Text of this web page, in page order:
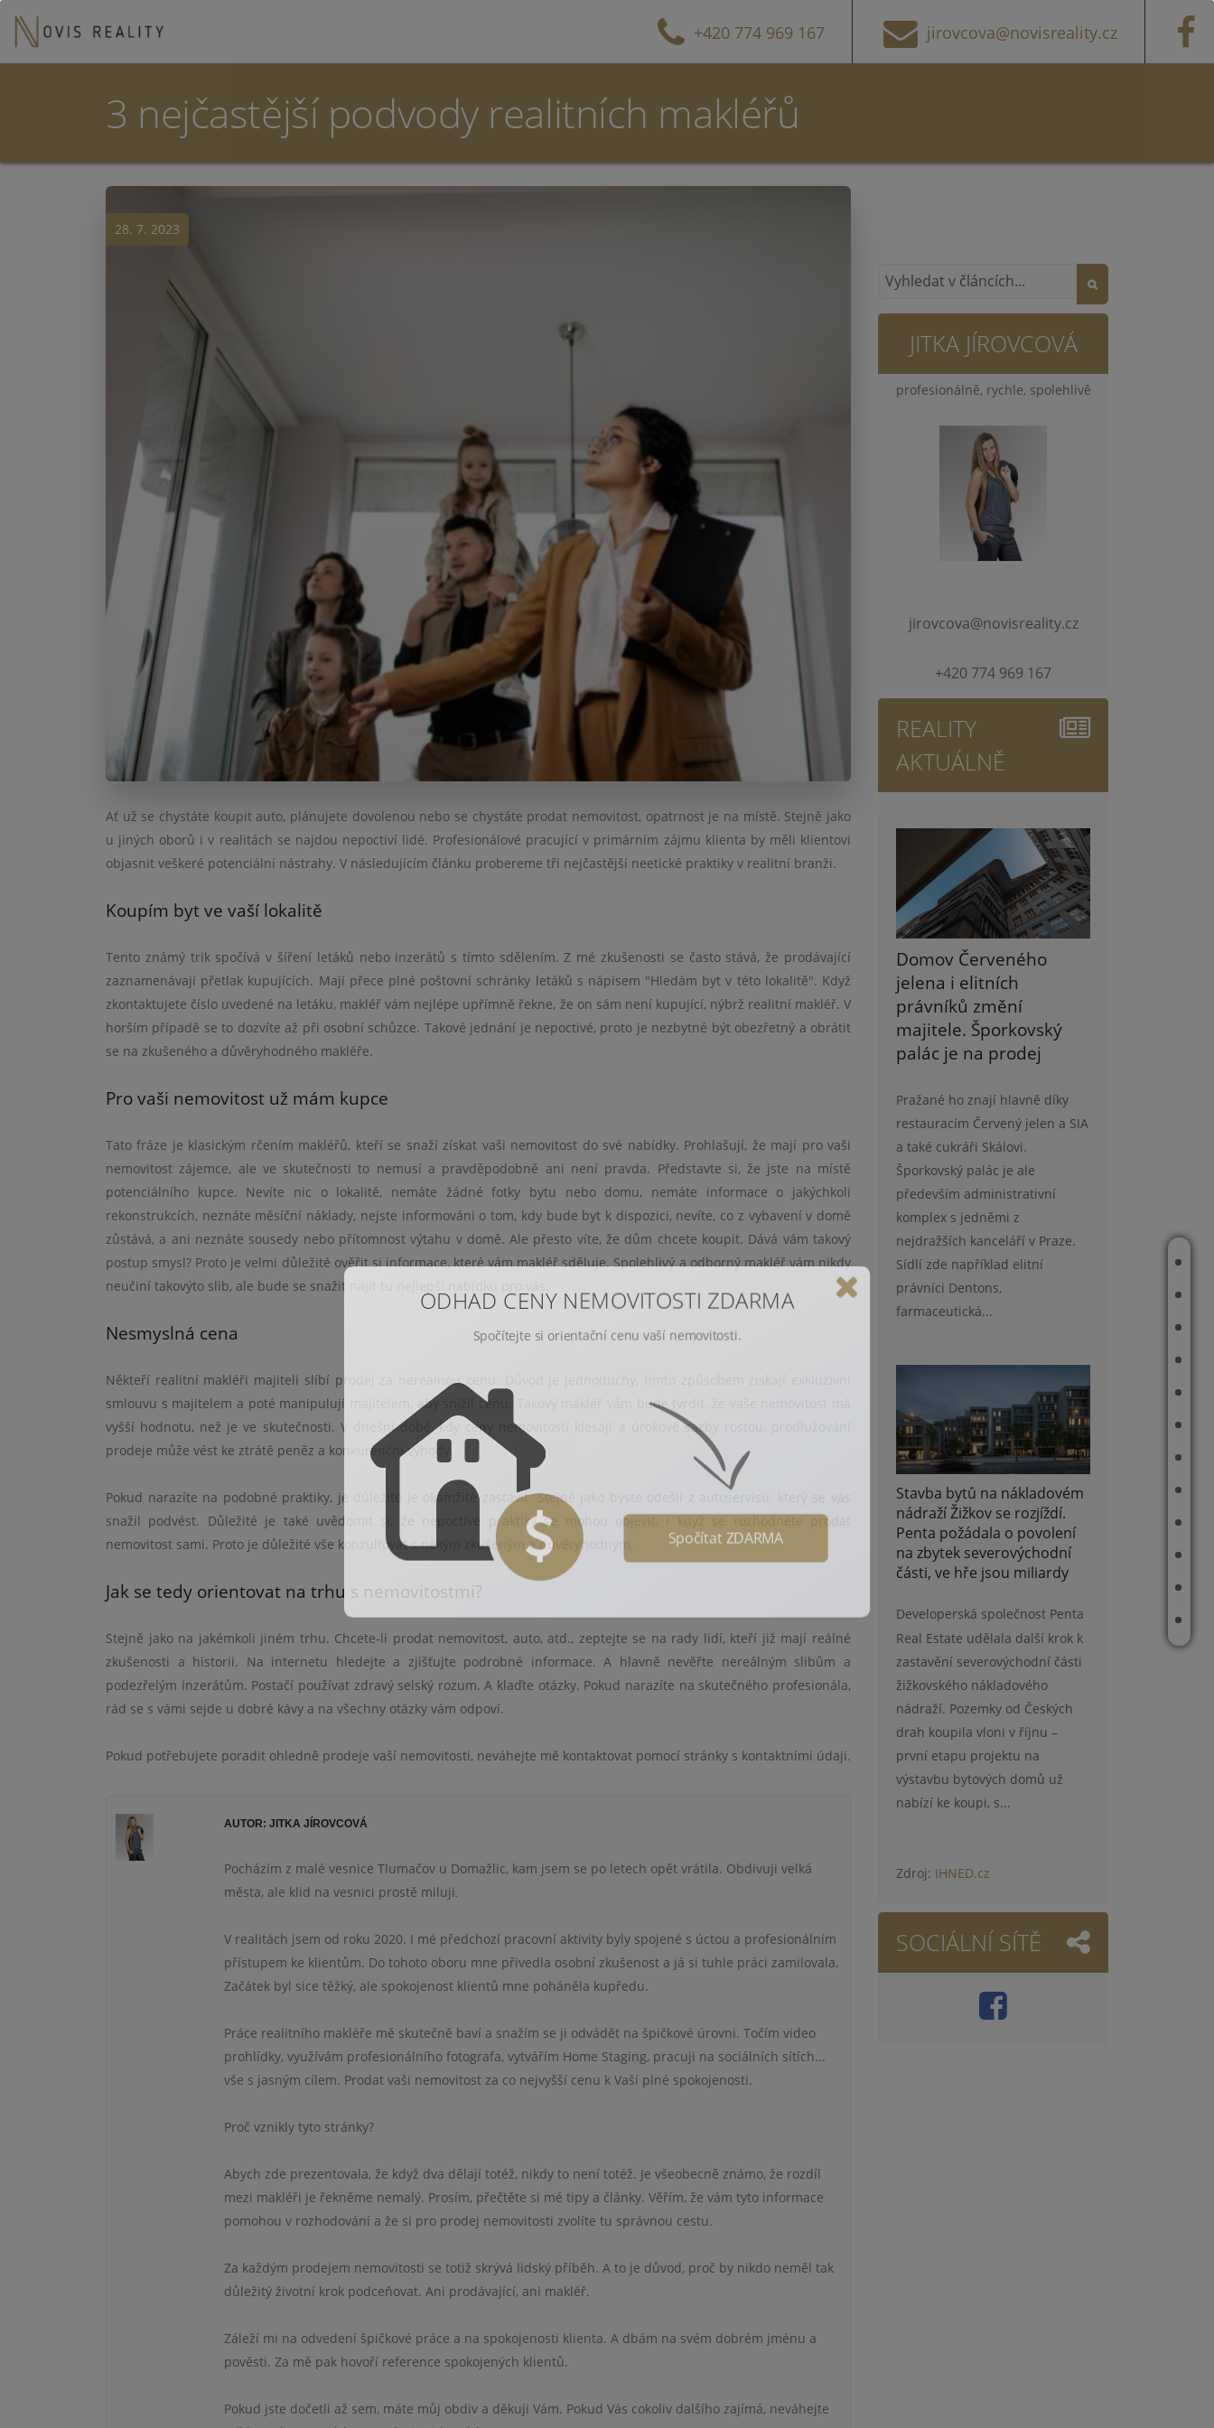
+420 774 969 167 jirovcova@novisreality.cz
REFERENCE
MAPA PRODANÝCH A PRONAJATÝCH NEMOVITOSTÍ
PŘÍBĚHY
ODHAD CENY NEMOVITOSTI
ČLÁNKY
REALITNÍ TIPY
KONTAKT
3 nejčastější podvody realitních makléřů
28. 7. 2023
Ať už se chystáte koupit auto, plánujete dovolenou nebo se chystáte prodat nemovitost, opatrnost je na místě. Stejně jako
u jiných oborů i v realitách se najdou nepoctiví lidé. Profesionálové pracující v primárním zájmu klienta by měli klientovi
objasnit veškeré potenciální nástrahy. V následujícím článku probereme tři nejčastější neetické praktiky v realitní branži.
Koupím byt ve vaší lokalitě
Tento známý trik spočívá v šíření letáků nebo inzerátů s tímto sdělením. Z mé zkušenosti se často stává, že prodávající
zaznamenávají přetlak kupujících. Mají přece plné poštovní schránky letáků s nápisem "Hledám byt v této lokalitě". Když
zkontaktujete číslo uvedené na letáku, makléř vám nejlépe upřímně řekne, že on sám není kupující, nýbrž realitní makléř. V
horším případě se to dozvíte až při osobní schůzce. Takové jednání je nepoctivé, proto je nezbytné být obezřetný a obrátit
se na zkušeného a důvěryhodného makléře.
Pro vaši nemovitost už mám kupce
Tato fráze je klasickým rčením makléřů, kteří se snaží získat vaši nemovitost do své nabídky. Prohlašují, že mají pro vaši
nemovitost zájemce, ale ve skutečnosti to nemusí a pravděpodobně ani není pravda. Představte si, že jste na místě
potenciálního kupce. Nevíte nic o lokalitě, nemáte žádné fotky bytu nebo domu, nemáte informace o jakýchkoli
rekonstrukcích, neznáte měsíční náklady, nejste informováni o tom, kdy bude byt k dispozici, nevíte, co z vybavení v domě
zůstává, a ani neznáte sousedy nebo přítomnost výtahu v domě. Ale přesto víte, že dům chcete koupit. Dává vám takový
postup smysl? Proto je velmi důležité ověřit si informace, které vám makléř sděluje. Spolehlivý a odborný makléř vám nikdy
neučiní takovýto slib, ale bude se snažit najít tu nejlepší nabídku pro vás.
Nesmyslná cena
Někteří realitní makléři majiteli slíbí prodej za nereálnou cenu. Důvod je jednoduchý, tímto způsobem získají exkluzivní
smlouvu s majitelem a poté manipulují majitelem, aby snížil cenu. Takový makléř vám bude tvrdit, že vaše nemovitost má
vyšší hodnotu, než je ve skutečnosti. V dnešní době, kdy ceny nemovitostí klesají a úrokové sazby rostou, prodlužování
prodeje může vést ke ztrátě peněz a konkurenční výhody.
Pokud narazíte na podobné praktiky, je důležité je okamžitě zastavit. Stejně jako byste odešli z autoservisu, který se vás
snažil podvést. Důležité je také uvědomit si, že nepoctivé praktiky se mohou objevit, i když se rozhodnete prodat
nemovitost sami. Proto je důležité vše konzultovat s někým zkušeným a důvěryhodným.
Jak se tedy orientovat na trhu s nemovitostmi?
Stejně jako na jakémkoli jiném trhu. Chcete-li prodat nemovitost, auto, atd., zeptejte se na rady lidí, kteří již mají reálné
zkušenosti a historii. Na internetu hledejte a zjišťujte podrobné informace. A hlavně nevěřte nereálným slibům a
podezřelým inzerátům. Postačí používat zdravý selský rozum. A klaďte otázky. Pokud narazíte na skutečného profesionála,
rád se s vámi sejde u dobré kávy a na všechny otázky vám odpoví.
Pokud potřebujete poradit ohledně prodeje vaší nemovitosti, neváhejte mě kontaktovat pomocí stránky s kontaktními údaji.
AUTOR: JITKA JÍROVCOVÁ
Pocházím z malé vesnice Tlumačov u Domažlic, kam jsem se po letech opět vrátila. Obdivuji velká
města, ale klid na vesnici prostě miluji.
V realitách jsem od roku 2020. I mé předchozí pracovní aktivity byly spojené s úctou a profesionálním
přístupem ke klientům. Do tohoto oboru mne přivedla osobní zkušenost a já si tuhle práci zamilovala.
Začátek byl sice těžký, ale spokojenost klientů mne poháněla kupředu.
Práce realitního makléře mě skutečně baví a snažím se ji odvádět na špičkové úrovni. Točím video
prohlídky, využívám profesionálního fotografa, vytvářím Home Staging, pracuji na sociálních sítích...
vše s jasným cílem. Prodat vaši nemovitost za co nejvyšší cenu k Vaší plné spokojenosti.
Proč vznikly tyto stránky?
Abych zde prezentovala, že když dva dělají totéž, nikdy to není totéž. Je všeobecně známo, že rozdíl
mezi makléři je řekněme nemalý. Prosím, přečtěte si mé tipy a články. Věřím, že vám tyto informace
pomohou v rozhodování a že si pro prodej nemovitosti zvolíte tu správnou cestu.
Za každým prodejem nemovitosti se totiž skrývá lidský příběh. A to je důvod, proč by nikdo neměl tak
důležitý životní krok podceňovat. Ani prodávající, ani makléř.
Záleží mi na odvedení špičkové práce a na spokojenosti klienta. A dbám na svém dobrém jménu a
pověsti. Za mě pak hovoří reference spokojených klientů.
Pokud jste dočetli až sem, máte můj obdiv a děkuji Vám. Pokud Vás cokoliv dalšího zajímá, neváhejte
JITKA JÍROVCOVÁ
profesionálně, rychle, spolehlivě
jirovcova@novisreality.cz
+420 774 969 167
REALITY
AKTUÁLNĚ
Domov Červeného
jelena i elitních
právníků změní
majitele. Šporkovský
palác je na prodej
Pražané ho znají hlavně díky
restauracím Červený jelen a SIA
a také cukráři Skálovi.
Šporkovský palác je ale
především administrativní
komplex s jedněmi z
nejdražších kanceláří v Praze.
Sídlí zde například elitní
právníci Dentons,
farmaceutická...
Stavba bytů na nákladovém
nádraží Žižkov se rozjíždí.
Penta požádala o povolení
na zbytek severovýchodní
části, ve hře jsou miliardy
Developerská společnost Penta
Real Estate udělala další krok k
zastavění severovýchodní části
žižkovského nákladového
nádraží. Pozemky od Českých
drah koupila vloni v říjnu –
první etapu projektu na
výstavbu bytových domů už
nabízí ke koupi, s...
Zdroj: IHNED.cz
SOCIÁLNÍ SÍTĚ
ODHAD CENY NEMOVITOSTI ZDARMA
Spočítejte si orientační cenu vaší nemovitosti.
Spočítat ZDARMA